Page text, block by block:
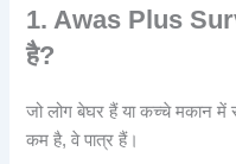
1. Awas Plus
है?
जो लोग बेघर हैं या कच्चे मकान
कम है, वे पात्र हैं।